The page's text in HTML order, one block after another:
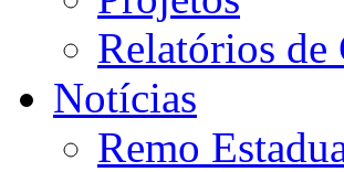
Relatórios de
Notícias
Remo